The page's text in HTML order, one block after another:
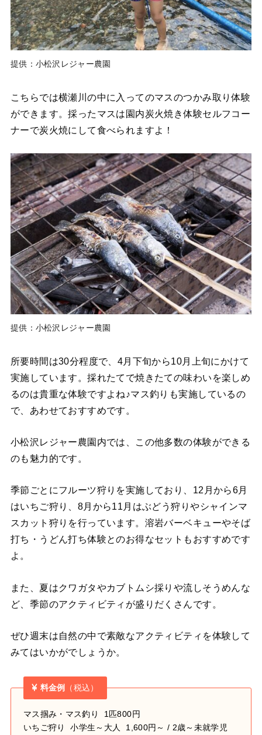
提供：小松沢レジャー農園
こちらでは横瀬川の中に入ってのマスのつかみ取り体験
ができます。採ったマスは園内炭火焼き体験セルフコー
ナーで炭火焼にして食べられますよ！
提供：小松沢レジャー農園
所要時間は30分程度で、4月下旬から10月上旬にかけて
実施しています。採れたてで焼きたての味わいを楽しめ
るのは貴重な体験ですよね♪マス釣りも実施しているの
で、あわせておすすめです。
小松沢レジャー農園内では、この他多数の体験ができる
のも魅力的です。
季節ごとにフルーツ狩りを実施しており、12月から6月
はいちご狩り、8月から11月はぶどう狩りやシャインマ
スカット狩りを行っています。溶岩バーベキューやそば
打ち・うどん打ち体験とのお得なセットもおすすめです
よ。
また、夏はクワガタやカブトムシ採りや流しそうめんな
ど、季節のアクティビティが盛りだくさんです。
ぜひ週末は自然の中で素敵なアクティビティを体験して
みてはいかがでしょうか。
料金例 （税込）
マス掴み・マス釣り 1匹800円
いちご狩り 小学生～大人 1,600円～ / 2歳～未就学児